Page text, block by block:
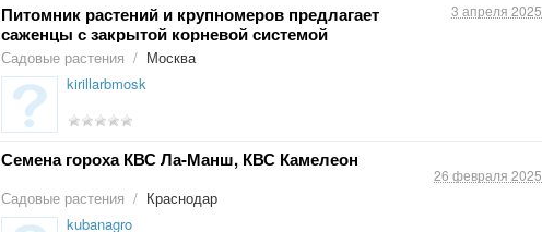
Питомник растений и крупномеров предлагает
саженцы с закрытой корневой системой
3 апреля 2025
Садовые растения / Москва
kirillarbmosk
Семена гороха КВС Ла-Манш, КВС Камелеон
26 февраля 2025
Садовые растения / Краснодар
kubanagro